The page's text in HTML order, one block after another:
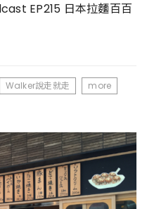
EP215 日本拉麵百百
Walker說走就走 more